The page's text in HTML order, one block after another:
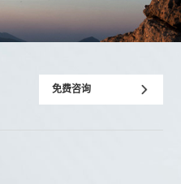
免费咨询